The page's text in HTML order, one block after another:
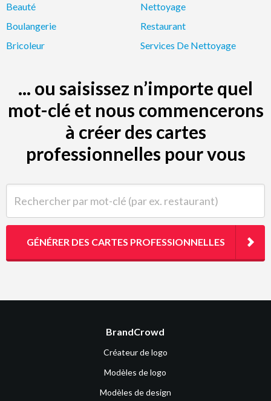
Beauté
Boulangerie
Bricoleur
Nettoyage
Restaurant
Services De Nettoyage
... ou saisissez n’importe quel
mot-clé et nous commencerons
à créer des cartes
professionnelles pour vous
GÉNÉRER DES CARTES PROFESSIONNELLES
BrandCrowd
Créateur de logo
Modèles de logo
Modèles de design